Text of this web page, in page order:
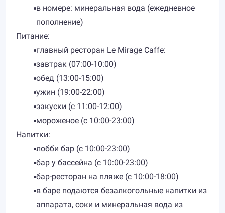
в номере: минеральная вода (ежедневное
пополнение)
Питание:
главный ресторан Le Мirage Caffe:
завтрак (07:00-10:00)
обед (13:00-15:00)
ужин (19:00-22:00)
закуски (с 11:00-12:00)
мороженое (с 10:00-23:00)
Напитки:
лобби бар (с 10:00-23:00)
бар у бассейна (с 10:00-23:00)
бар-ресторан на пляже (с 10:00-18:00)
в баре подаются безалкогольные напитки из
аппарата, соки и минеральная вода из